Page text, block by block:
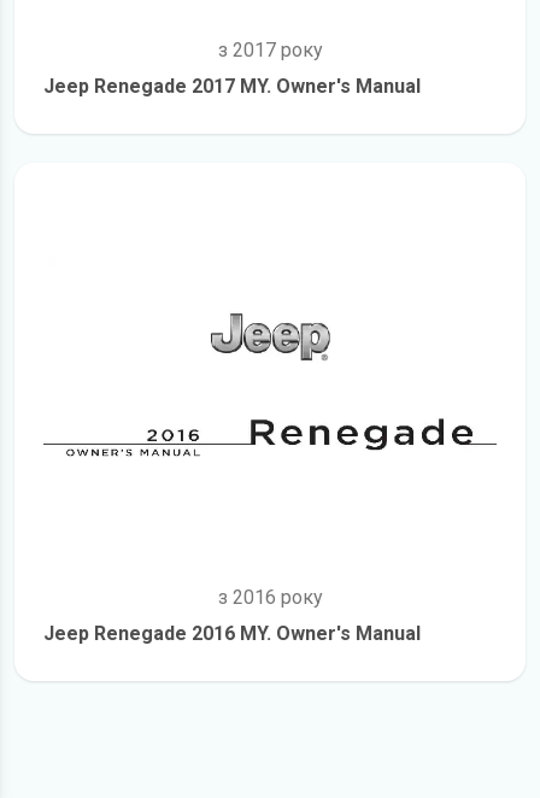
з 2017 року
Jeep Renegade 2017 MY. Owner's Manual
з 2016 року
Jeep Renegade 2016 MY. Owner's Manual